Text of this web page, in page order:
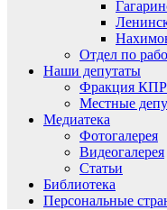
Отдел по
Наши депутаты
Фракция
Местные
Медиатека
Фотогалерея
Видеогалерея
Статьи
Библиотека
Персональные